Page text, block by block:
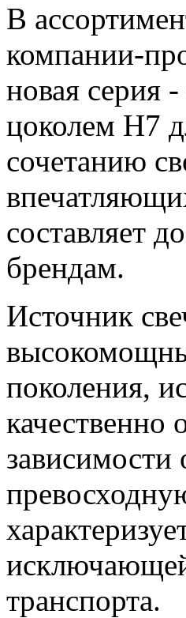
В
компании-
новая серия
цоколем H7
сочетанию
составляет
брендам.
Источник
поколения,
транспорта.